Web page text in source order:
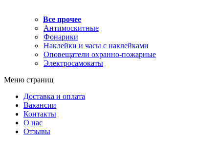
Все прочее
Антимоскитные
Фонарики
Наклейки и часы с наклейками
Оповещатели охранно-пожарные
Электросамокаты
Меню страниц
Доставка и оплата
Вакансии
Контакты
О нас
Отзывы